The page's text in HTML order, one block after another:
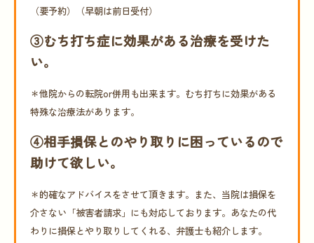
（要予約）（早朝は前日受付）
③むち打ち症に効果がある治療を受けた
い。
＊他院からの転院or併用も出来ます。むち打ちに効果がある
特殊な治療法があります。
④相手損保とのやり取りに困っているので
助けて欲しい。
＊的確なアドバイスをさせて頂きます。また、当院は損保を
介さない「被害者請求」にも対応しております。あなたの代
わりに損保とやり取りしてくれる、弁護士も紹介します。